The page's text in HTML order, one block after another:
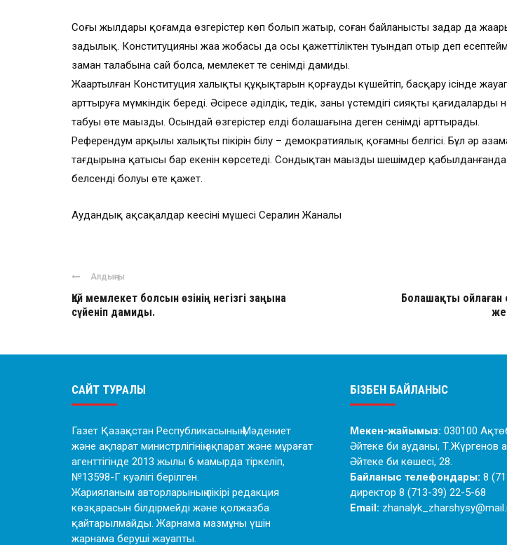
Соңғы жылдары қоғамда өзгерістер көп болып жатыр, соған байланысты заңдар да
заңдылық. Конституцияның жаңа жобасы да осы қажеттіліктен туындап отыр деп
заман талабына сай болса, мемлекет те сенімді дамиды.
Жаңартылған Конституция халықтың құқықтарын қорғауды күшейтіп, басқару ісінде
арттыруға мүмкіндік береді. Әсіресе әділдік, теңдік, заңның үстемдігі сияқты қағидалардың
табуы өте маңызды. Осындай өзгерістер елдің болашағына деген сенімді арттырады.
Референдум арқылы халықтың пікірін білу – демократиялық қоғамның белгісі. Бұл әр
тағдырына қатысы бар екенін көрсетеді. Сондықтан маңызды шешімдер қабылданғанда
белсенді болуы өте қажет.
Аудандық ақсақалдар кеңесінің мүшесі Сералин Жаналы
Алдыңғы
Қай мемлекет болсын өзінің негізгі заңына
сүйеніп дамиды.
Болашақты
САЙТ ТУРАЛЫ
Газет Қазақстан Республикасының Мәдениет
және ақпарат министрлігінің ақпарат және мұрағат
агенттігінде 2013 жылы 6 мамырда тіркеліп,
№13598-Г куәлігі берілген.
Жарияланым авторларының пікірі редакция
көзқарасын білдірмейді және қолжазба
қайтарылмайды. Жарнама мазмұны үшін
жарнама беруші жауапты.
БІЗБЕН БАЙЛАНЫС
Мекен-жайымыз: 030100
Әйтеке би ауданы, Т.Жүргенов
Әйтеке би көшесі, 28.
Байланыс телефондары: 8
директор 8 (713-39) 22-5-68
Email: